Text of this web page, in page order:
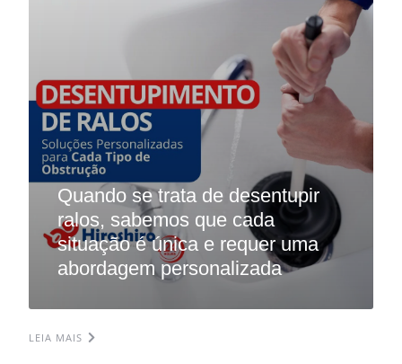
Quando se trata de desentupir
ralos, sabemos que cada
situação é única e requer uma
abordagem personalizada
LEIA MAIS